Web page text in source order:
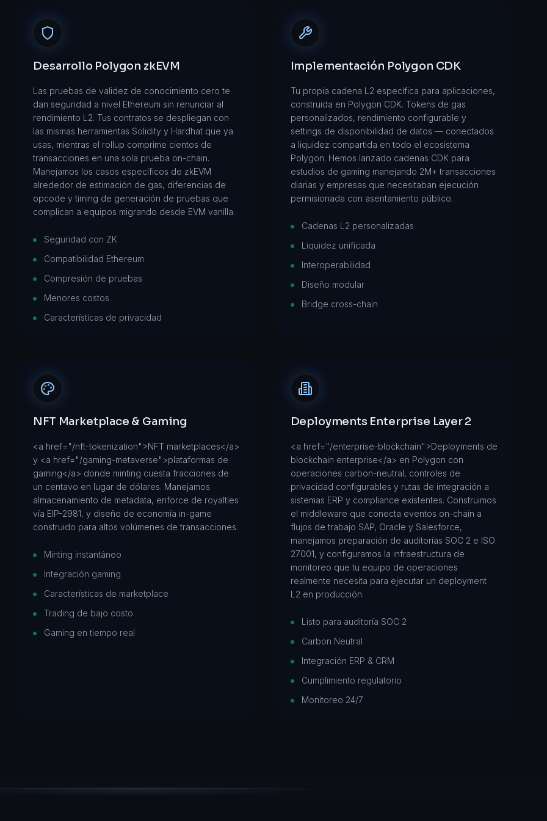
Desarrollo Polygon zkEVM
Las pruebas de validez de conocimiento cero te
dan seguridad a nivel Ethereum sin renunciar al
rendimiento L2. Tus contratos se despliegan con
las mismas herramientas Solidity y Hardhat que ya
usas, mientras el rollup comprime cientos de
transacciones en una sola prueba on-chain.
Manejamos los casos específicos de zkEVM
alrededor de estimación de gas, diferencias de
opcode y timing de generación de pruebas que
complican a equipos migrando desde EVM vanilla.
Seguridad con ZK
Compatibilidad Ethereum
Compresión de pruebas
Menores costos
Características de privacidad
Implementación Polygon CDK
Tu propia cadena L2 específica para aplicaciones,
construida en Polygon CDK. Tokens de gas
personalizados, rendimiento configurable y
settings de disponibilidad de datos — conectados
a liquidez compartida en todo el ecosistema
Polygon. Hemos lanzado cadenas CDK para
estudios de gaming manejando 2M+ transacciones
diarias y empresas que necesitaban ejecución
permisionada con asentamiento público.
Cadenas L2 personalizadas
Liquidez unificada
Interoperabilidad
Diseño modular
Bridge cross-chain
NFT Marketplace & Gaming
<a href="/nft-tokenization">NFT marketplaces</a>
y <a href="/gaming-metaverse">plataformas de
gaming</a> donde minting cuesta fracciones de
un centavo en lugar de dólares. Manejamos
almacenamiento de metadata, enforce de royalties
vía EIP-2981, y diseño de economía in-game
construido para altos volúmenes de transacciones.
Minting instantáneo
Integración gaming
Características de marketplace
Trading de bajo costo
Gaming en tiempo real
Deployments Enterprise Layer 2
<a href="/enterprise-blockchain">Deployments de
blockchain enterprise</a> en Polygon con
operaciones carbon-neutral, controles de
privacidad configurables y rutas de integración a
sistemas ERP y compliance existentes. Construimos
el middleware que conecta eventos on-chain a
flujos de trabajo SAP, Oracle y Salesforce,
manejamos preparación de auditorías SOC 2 e ISO
27001, y configuramos la infraestructura de
monitoreo que tu equipo de operaciones
realmente necesita para ejecutar un deployment
L2 en producción.
Listo para auditoría SOC 2
Carbon Neutral
Integración ERP & CRM
Cumplimiento regulatorio
Monitoreo 24/7